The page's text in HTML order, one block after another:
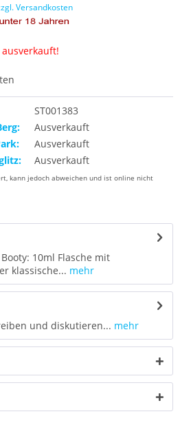
Versandkosten
ST001383
Ausverkauft
Ausverkauft
Ausverkauft
kann jedoch abweichen und ist online nicht
10ml Flasche mit
klassische... mehr
und diskutieren... mehr